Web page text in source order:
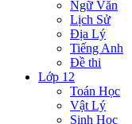
Ngữ Văn
Lịch Sử
Địa Lý
Tiếng Anh
Đề thi
Lớp 12
Toán Học
Vật Lý
Sinh Học